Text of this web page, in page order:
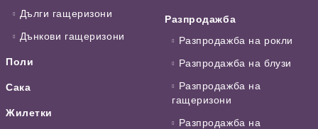
Дълги гащеризони
Дънкови гащеризони
Поли
Сака
Жилетки
Разпродажба
Разпродажба на рокли
Разпродажба на блузи
Разпродажба на
гащеризони
Разпродажба на